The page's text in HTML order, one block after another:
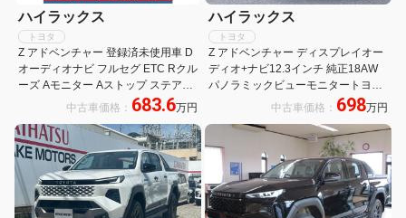
ハイラックス
トヨタ
Z アドベンチャー 登録済未使用車 D
オーディオナビ フルセグ ETC Rクル
ーズ Aモニター Aストップ ステアス
イッチ ベットライナー オートライト
ート ステアヒーター
中古車価格： 683.6万円
ハイラックス
トヨタ
Z アドベンチャー ディスプレイオー
ディオ+ナビ12.3インチ 純正18AW
パノラミックビューモニタートヨタ
セーフティセンス ステアリングヒー
中古車価格： 698万円